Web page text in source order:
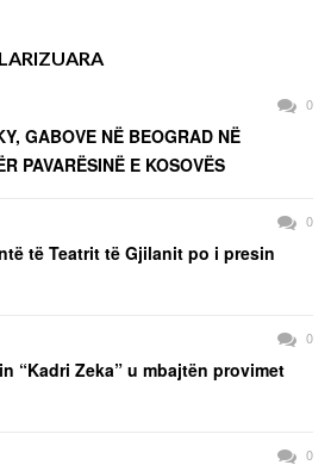
0
GABOVE NË BEOGRAD NË
PAVARËSINË E KOSOVËS
0
të Teatrit të Gjilanit po i presin
0
“Kadri Zeka” u mbajtën provimet
0